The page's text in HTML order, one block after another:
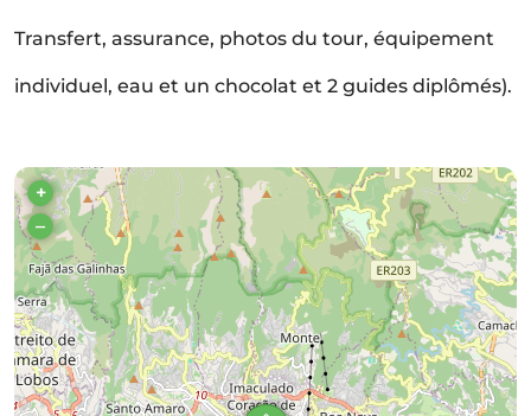
Transfert, assurance, photos du tour, équipement
individuel, eau et un chocolat et 2 guides diplômés).
+
–